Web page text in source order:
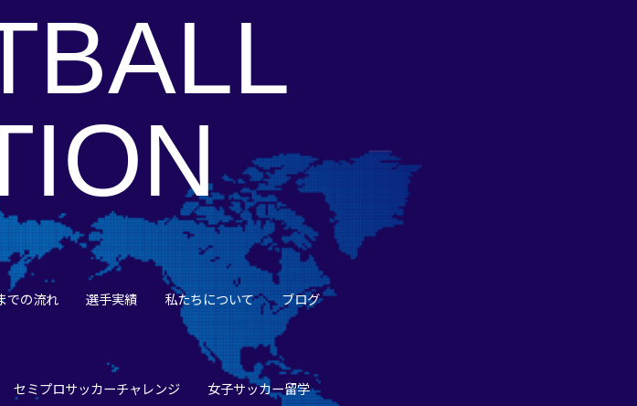
での流れ 選手実績 私たちについて ブログ
セミプロサッカーチャレンジ 女子サッカー留学